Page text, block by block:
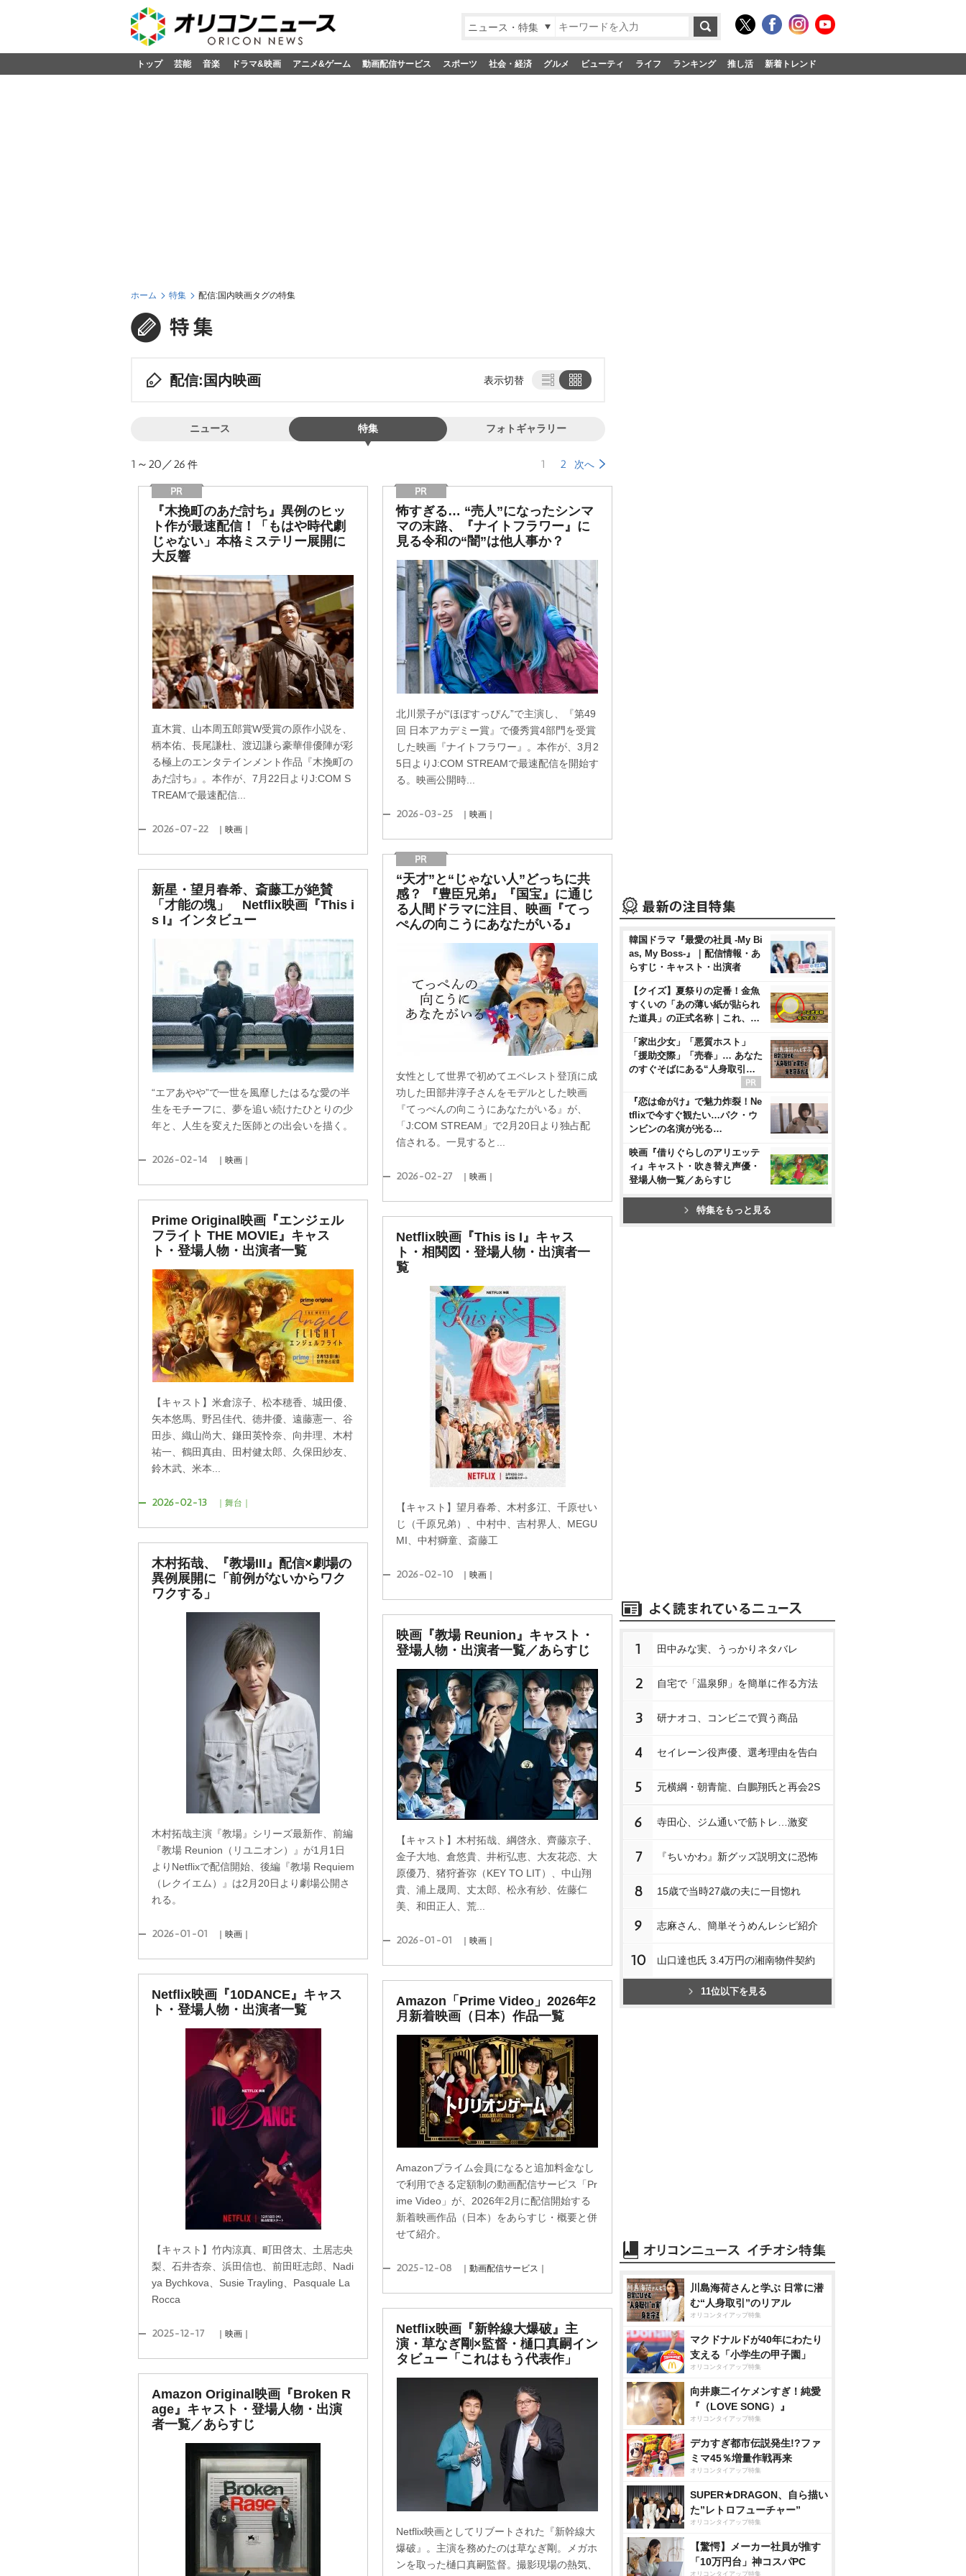
ニュース・特集
トップ 芸能 音楽 ドラマ&映画 アニメ&ゲーム 動画配信サービス スポーツ 社会・経済 グルメ ビューティ ライフ ランキング 推し活 新着トレンド
ホーム 特集 配信:国内映画タグの特集
配信:国内映画 表示切替
ニュース 特集 フォトギャラリー
1～20／26 件 1 2 次へ
『木挽町のあだ討ち』異例のヒッ
ト作が最速配信！「もはや時代劇
じゃない」本格ミステリー展開に
大反響
直木賞、山本周五郎賞W受賞の原作小説を、
柄本佑、長尾謙杜、渡辺謙ら豪華俳優陣が彩
る極上のエンタテインメント作品『木挽町の
あだ討ち』。本作が、7月22日よりJ:COM S
TREAMで最速配信...
2026-07-22 ｜映画｜
怖すぎる… “売人”になったシンマ
マの末路、『ナイトフラワー』に
見る令和の“闇”は他人事か？
北川景子が“ほぼすっぴん”で主演し、『第49
回 日本アカデミー賞』で優秀賞4部門を受賞
した映画『ナイトフラワー』。本作が、3月2
5日よりJ:COM STREAMで最速配信を開始す
る。映画公開時...
2026-03-25 ｜映画｜
“天才”と“じゃない人”どっちに共
感？ 『豊臣兄弟』『国宝』に通じ
る人間ドラマに注目、映画『てっ
ぺんの向こうにあなたがいる』
女性として世界で初めてエベレスト登頂に成
功した田部井淳子さんをモデルとした映画
『てっぺんの向こうにあなたがいる』が、
「J:COM STREAM」で2月20日より独占配
信される。一見すると...
2026-02-27 ｜映画｜
新星・望月春希、斎藤工が絶賛
「才能の塊」 Netflix映画『This i
s I』インタビュー
“エアあやや”で一世を風靡したはるな愛の半
生をモチーフに、夢を追い続けたひとりの少
年と、人生を変えた医師との出会いを描く。
2026-02-14 ｜映画｜
Prime Original映画『エンジェル
フライト THE MOVIE』キャス
ト・登場人物・出演者一覧
【キャスト】米倉涼子、松本穂香、城田優、
矢本悠馬、野呂佳代、徳井優、遠藤憲一、谷
田歩、織山尚大、鎌田英怜奈、向井理、木村
祐一、鶴田真由、田村健太郎、久保田紗友、
鈴木武、米本...
2026-02-13 ｜舞台｜
Netflix映画『This is I』キャス
ト・相関図・登場人物・出演者一
覧
【キャスト】望月春希、木村多江、千原せい
じ（千原兄弟）、中村中、吉村界人、MEGU
MI、中村獅童、斎藤工
2026-02-10 ｜映画｜
木村拓哉、『教場III』配信×劇場の
異例展開に「前例がないからワク
ワクする」
木村拓哉主演『教場』シリーズ最新作、前編
『教場 Reunion（リユニオン）』が1月1日
よりNetflixで配信開始、後編『教場 Requiem
（レクイエム）』は2月20日より劇場公開さ
れる。
2026-01-01 ｜映画｜
映画『教場 Reunion』キャスト・
登場人物・出演者一覧／あらすじ
【キャスト】木村拓哉、綱啓永、齊藤京子、
金子大地、倉悠貴、井桁弘恵、大友花恋、大
原優乃、猪狩蒼弥（KEY TO LIT）、中山翔
貴、浦上晟周、丈太郎、松永有紗、佐藤仁
美、和田正人、荒...
2026-01-01 ｜映画｜
Netflix映画『10DANCE』キャス
ト・登場人物・出演者一覧
【キャスト】竹内涼真、町田啓太、土居志央
梨、石井杏奈、浜田信也、前田旺志郎、Nadi
ya Bychkova、Susie Trayling、Pasquale La
Rocca
2025-12-17 ｜映画｜
Amazon「Prime Video」2026年2
月新着映画（日本）作品一覧
Amazonプライム会員になると追加料金なし
で利用できる定額制の動画配信サービス「Pr
ime Video」が、2026年2月に配信開始する
新着映画作品（日本）をあらすじ・概要と併
せて紹介。
2025-12-08 ｜動画配信サービス｜
Netflix映画『新幹線大爆破』主
演・草なぎ剛×監督・樋口真嗣イン
タビュー「これはもう代表作」
Netflix映画としてリブートされた『新幹線大
爆破』。主演を務めたのは草なぎ剛。メガホ
ンを取った樋口真嗣監督。撮影現場の熱気、
Amazon Original映画『Broken R
age』キャスト・登場人物・出演
者一覧／あらすじ
韓国ドラマ『最愛の社員 -My Bi
as, My Boss-』｜配信情報・あ
らすじ・キャスト・出演者
【クイズ】夏祭りの定番！金魚
すくいの「あの薄い紙が貼られ
た道具」の正式名称｜これ、…
「家出少女」「悪質ホスト」
「援助交際」「売春」… あなた
のすぐそばにある“人身取引…
『恋は命がけ』で魅力炸裂！Ne
tflixで今すぐ観たい…パク・ウ
ンビンの名演が光る…
映画『借りぐらしのアリエッテ
ィ』キャスト・吹き替え声優・
登場人物一覧／あらすじ
特集をもっと見る
1 田中みな実、うっかりネタバレ
2 自宅で「温泉卵」を簡単に作る方法
3 研ナオコ、コンビニで買う商品
4 セイレーン役声優、選考理由を告白
5 元横綱・朝青龍、白鵬翔氏と再会2S
6 寺田心、ジム通いで筋トレ…激変
7 『ちいかわ』新グッズ説明文に恐怖
8 15歳で当時27歳の夫に一目惚れ
9 志麻さん、簡単そうめんレシピ紹介
10 山口達也氏 3.4万円の湘南物件契約
11位以下を見る
川島海荷さんと学ぶ 日常に潜
む“人身取引”のリアル
オリコンタイアップ特集
マクドナルドが40年にわたり
支える「小学生の甲子園」
オリコンタイアップ特集
向井康二イケメンすぎ！純愛
『（LOVE SONG）』
オリコンタイアップ特集
デカすぎ都市伝説発生!?ファ
ミマ45％増量作戦再来
オリコンタイアップ特集
SUPER★DRAGON、自ら描い
た”レトロフューチャー”
オリコンタイアップ特集
【驚愕】メーカー社員が推す
「10万円台」神コスパPC
オリコンタイアップ特集